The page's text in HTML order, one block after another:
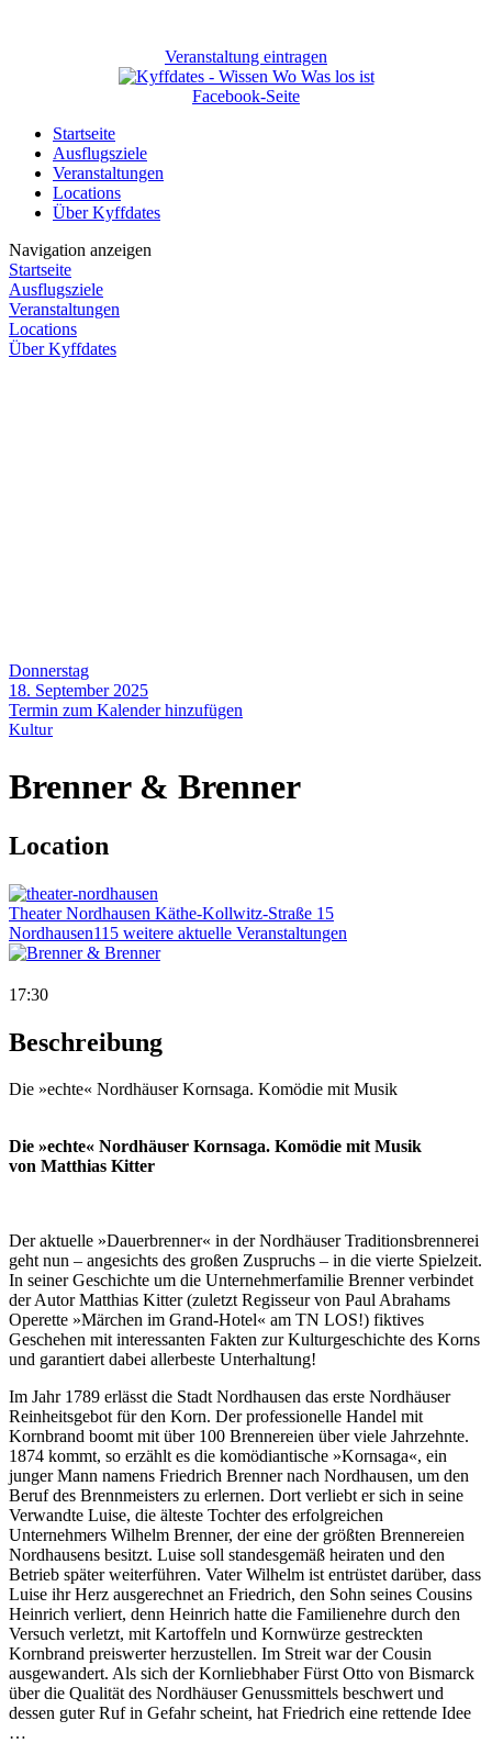
Veranstaltung eintragen
Facebook-Seite
Startseite
Ausflugsziele
Veranstaltungen
Locations
Über Kyffdates
Navigation anzeigen
Startseite
Ausflugsziele
Veranstaltungen
Locations
Über Kyffdates
Donnerstag
18. September 2025
Termin zum Kalender hinzufügen
Kultur
Brenner & Brenner
Location
Theater Nordhausen Käthe-Kollwitz-Straße 15
Nordhausen115 weitere aktuelle Veranstaltungen
17:30
Beschreibung
Die »echte« Nordhäuser Kornsaga. Komödie mit Musik
Die »echte« Nordhäuser Kornsaga. Komödie mit Musik
von Matthias Kitter
Der aktuelle »Dauerbrenner« in der Nordhäuser Traditionsbrennerei
geht nun – angesichts des großen Zuspruchs – in die vierte Spielzeit.
In seiner Geschichte um die Unternehmerfamilie Brenner verbindet
der Autor Matthias Kitter (zuletzt Regisseur von Paul Abrahams
Operette »Märchen im Grand-Hotel« am TN LOS!) fiktives
Geschehen mit interessanten Fakten zur Kulturgeschichte des Korns
und garantiert dabei allerbeste Unterhaltung!
Im Jahr 1789 erlässt die Stadt Nordhausen das erste Nordhäuser
Reinheitsgebot für den Korn. Der professionelle Handel mit
Kornbrand boomt mit über 100 Brennereien über viele Jahrzehnte.
1874 kommt, so erzählt es die komödiantische »Kornsaga«, ein
junger Mann namens Friedrich Brenner nach Nordhausen, um den
Beruf des Brennmeisters zu erlernen. Dort verliebt er sich in seine
Verwandte Luise, die älteste Tochter des erfolgreichen
Unternehmers Wilhelm Brenner, der eine der größten Brennereien
Nordhausens besitzt. Luise soll standesgemäß heiraten und den
Betrieb später weiterführen. Vater Wilhelm ist entrüstet darüber, dass
Luise ihr Herz ausgerechnet an Friedrich, den Sohn seines Cousins
Heinrich verliert, denn Heinrich hatte die Familienehre durch den
Versuch verletzt, mit Kartoffeln und Kornwürze gestreckten
Kornbrand preiswerter herzustellen. Im Streit war der Cousin
ausgewandert. Als sich der Kornliebhaber Fürst Otto von Bismarck
über die Qualität des Nordhäuser Genussmittels beschwert und
dessen guter Ruf in Gefahr scheint, hat Friedrich eine rettende Idee
…